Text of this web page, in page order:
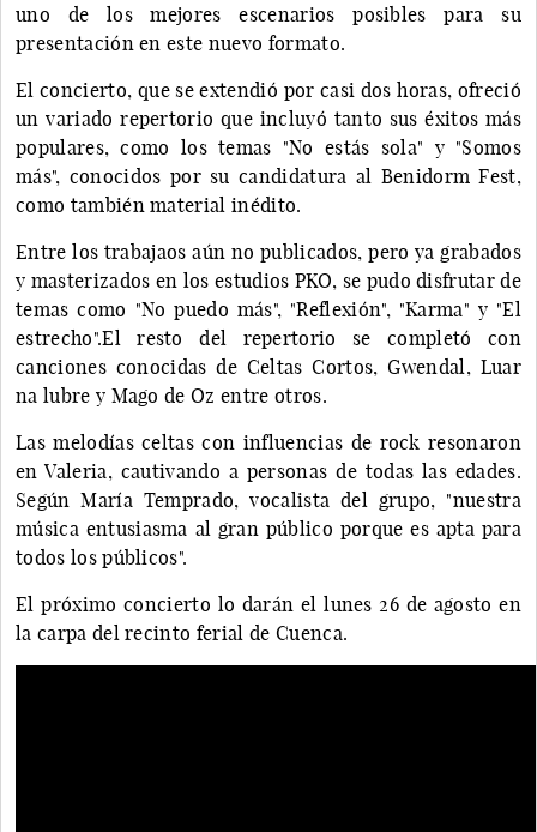
uno de los mejores escenarios posibles para su
presentación en este nuevo formato.
El concierto, que se extendió por casi dos horas, ofreció
un variado repertorio que incluyó tanto sus éxitos más
populares, como los temas "No estás sola" y "Somos
más", conocidos por su candidatura al Benidorm Fest,
como también material inédito.
Entre los trabajaos aún no publicados, pero ya grabados
y masterizados en los estudios PKO, se pudo disfrutar de
temas como "No puedo más", "Reflexión", "Karma" y "El
estrecho".El resto del repertorio se completó con
canciones conocidas de Celtas Cortos, Gwendal, Luar
na lubre y Mago de Oz entre otros.
Las melodías celtas con influencias de rock resonaron
en Valeria, cautivando a personas de todas las edades.
Según María Temprado, vocalista del grupo, "nuestra
música entusiasma al gran público porque es apta para
todos los públicos".
El próximo concierto lo darán el lunes 26 de agosto en
la carpa del recinto ferial de Cuenca.